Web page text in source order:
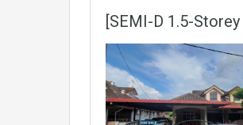
[SEMI-D 1.5-